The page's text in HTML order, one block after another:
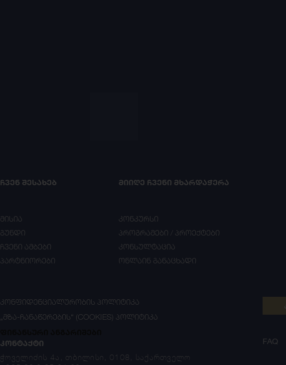
ᲩᲕᲔᲜ ᲨᲔᲡᲐᲮᲔᲑ
მისია
გუნდი
ჩვენი ამბები
პარტნიორები
ᲛᲘᲘᲦᲔ ᲩᲕᲔᲜᲘ ᲛᲮᲐᲠᲓᲐᲭᲔᲠᲐ
კონკურსი
პროგრამები / პროექტები
კონსულტაცია
ონლაინ განაცხადი
ᲙᲝᲜᲤᲘᲓᲔᲜᲪᲘᲐᲚᲣᲠᲝᲑᲘᲡ ᲞᲝᲚᲘᲢᲘᲙᲐ
„ᲛᲖᲐ-ᲩᲐᲜᲐᲬᲔᲠᲔᲑᲘᲡ“ (COOKIES) ᲞᲝᲚᲘᲢᲘᲙᲐ
ᲙᲝᲜᲢᲐᲥᲢᲘ
ჭოველიძის 4ა, თბილისი, 0108, საქართველო
FAQ